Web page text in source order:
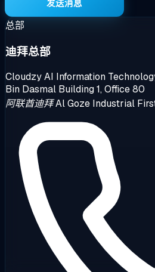
发送消息
总部
迪拜总部
Cloudzy AI Information
Bin Dasmal Building 1, Office 80
阿联酋迪拜 Al Goze Industrial